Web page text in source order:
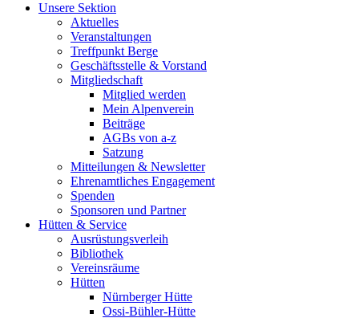
Unsere Sektion
Aktuelles
Veranstaltungen
Treffpunkt Berge
Geschäftsstelle & Vorstand
Mitgliedschaft
Mitglied werden
Mein Alpenverein
Beiträge
AGBs von a-z
Satzung
Mitteilungen & Newsletter
Ehrenamtliches Engagement
Spenden
Sponsoren und Partner
Hütten & Service
Ausrüstungsverleih
Bibliothek
Vereinsräume
Hütten
Nürnberger Hütte
Ossi-Bühler-Hütte